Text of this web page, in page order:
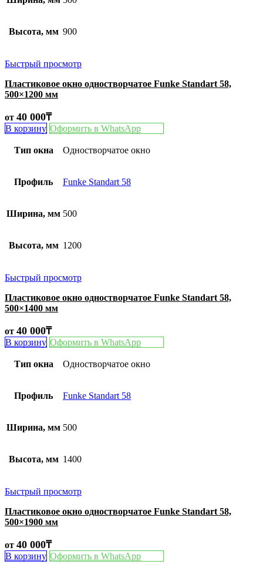
Высота, мм 900
Быстрый просмотр
Пластиковое окно одностворчатое Funke Standart 58,
500×1200 мм
от 40 000₸
В корзину Оформить в WhatsApp
Тип окна Одностворчатое окно
Профиль Funke Standart 58
Ширина, мм 500
Высота, мм 1200
Быстрый просмотр
Пластиковое окно одностворчатое Funke Standart 58,
500×1400 мм
от 40 000₸
В корзину Оформить в WhatsApp
Тип окна Одностворчатое окно
Профиль Funke Standart 58
Ширина, мм 500
Высота, мм 1400
Быстрый просмотр
Пластиковое окно одностворчатое Funke Standart 58,
500×1900 мм
от 40 000₸
В корзину Оформить в WhatsApp